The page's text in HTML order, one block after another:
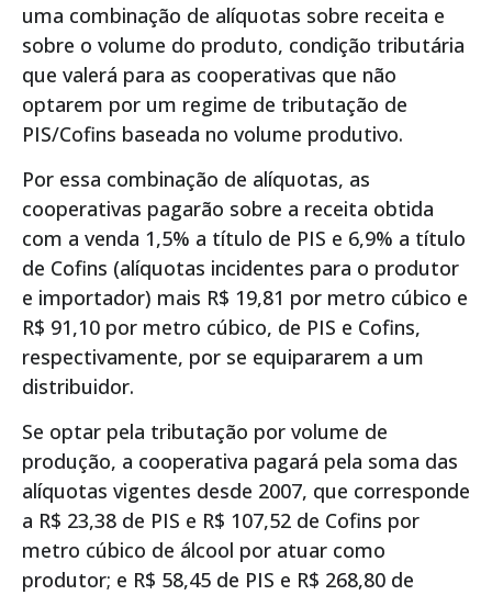
uma combinação de alíquotas sobre receita e
sobre o volume do produto, condição tributária
que valerá para as cooperativas que não
optarem por um regime de tributação de
PIS/Cofins baseada no volume produtivo.
Por essa combinação de alíquotas, as
cooperativas pagarão sobre a receita obtida
com a venda 1,5% a título de PIS e 6,9% a título
de Cofins (alíquotas incidentes para o produtor
e importador) mais R$ 19,81 por metro cúbico e
R$ 91,10 por metro cúbico, de PIS e Cofins,
respectivamente, por se equipararem a um
distribuidor.
Se optar pela tributação por volume de
produção, a cooperativa pagará pela soma das
alíquotas vigentes desde 2007, que corresponde
a R$ 23,38 de PIS e R$ 107,52 de Cofins por
metro cúbico de álcool por atuar como
produtor; e R$ 58,45 de PIS e R$ 268,80 de